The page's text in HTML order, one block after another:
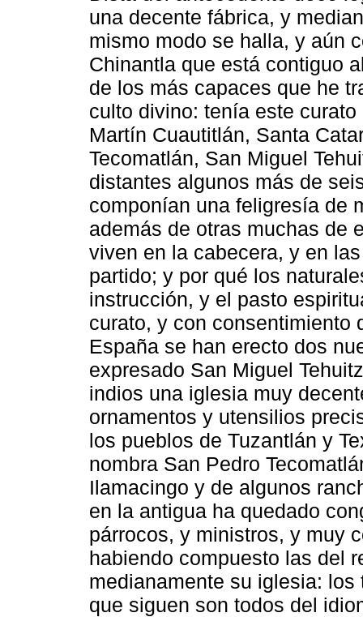
una decente fábrica, y
mismo modo se halla, y aún
Chinantla que está contiguo
de los más capaces que he
culto divino: tenía este
Martín Cuautitlán, Santa
Tecomatlán, San Miguel
distantes algunos más de
componían una feligresía de
además de otras muchas de
viven en la cabecera, y en
partido; y por qué los
instrucción, y el pasto
curato, y con consentimiento
España se han erecto dos
expresado San Miguel
indios una iglesia muy
ornamentos y utensilios
los pueblos de Tuzantlán y
nombra San Pedro
Ilamacingo y de algunos
en la antigua ha quedado
párrocos, y ministros, y muy
habiendo compuesto las del
medianamente su iglesia:
que siguen son todos del